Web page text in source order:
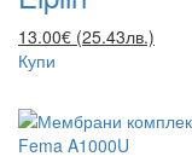
13.00€ (25.43лв.)
Купи